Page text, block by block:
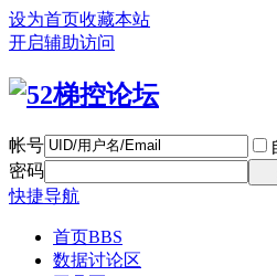
设为首页收藏本站
开启辅助访问
帐号
密码
快捷导航
首页BBS
数据讨论区